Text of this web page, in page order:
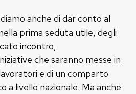
anche di dar conto al
prima seduta utile, degli
incontro,
che saranno messe in
e di un comparto
a livello nazionale. Ma anche